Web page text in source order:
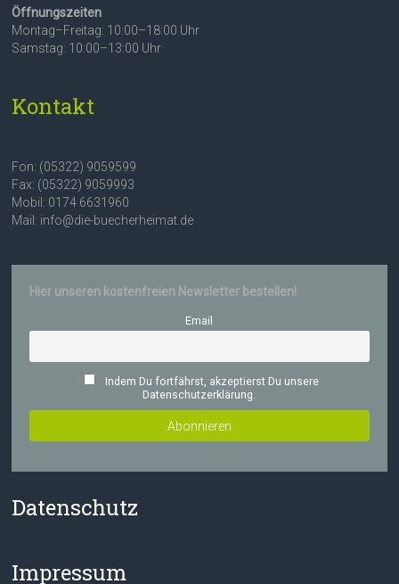
Öffnungszeiten
Montag–Freitag: 10:00–18:00 Uhr
Samstag: 10:00–13:00 Uhr
Kontakt
Fon: (05322) 9059599
Fax: (05322) 9059993
Mobil: 0174 6631960
Mail: info@die-buecherheimat.de
Hier unseren kostenfreien Newsletter bestellen!
Email
Indem Du fortfährst, akzeptierst Du unsere
Datenschutzerklärung.
Datenschutz
Impressum